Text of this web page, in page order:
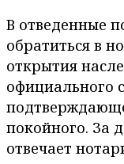
В отведенные
обратиться в
открытия
официального
покойного. За
отвечает